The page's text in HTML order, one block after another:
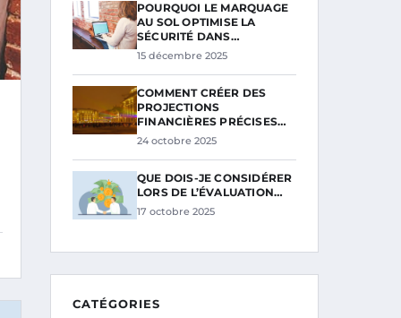
POURQUOI LE MARQUAGE
AU SOL OPTIMISE LA
SÉCURITÉ DANS…
15 décembre 2025
COMMENT CRÉER DES
PROJECTIONS
FINANCIÈRES PRÉCISES…
24 octobre 2025
QUE DOIS-JE CONSIDÉRER
LORS DE L’ÉVALUATION…
17 octobre 2025
CATÉGORIES